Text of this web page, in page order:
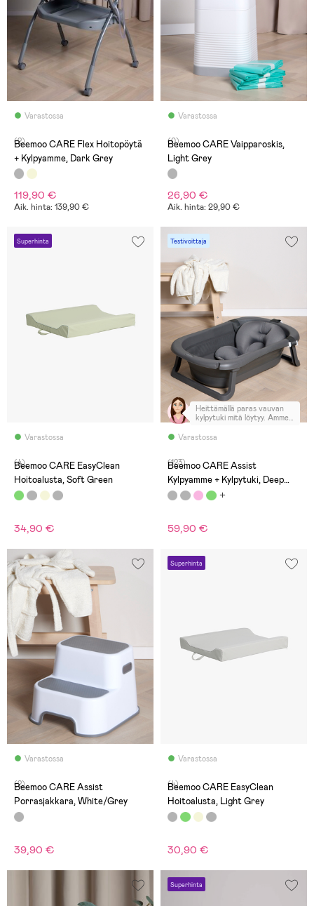
Varastossa
(2)
Beemoo CARE Flex Hoitopöytä
+ Kylpyamme, Dark Grey
119,90 €
Aik. hinta: 139,90 €
Varastossa
(0)
Beemoo CARE Vaipparoskis,
Light Grey
26,90 €
Aik. hinta: 29,90 €
Superhinta
Varastossa
(4)
Beemoo CARE EasyClean
Hoitoalusta, Soft Green
34,90 €
Testivoittaja
Varastossa
Heittämällä paras vauvan
kylpytuki mitä löytyy. Amme
menee kasaan joten ei vie
(123)
Beemoo CARE Assist
Kylpyamme + Kylpytuki, Deep
Grey
59,90 €
Varastossa
(2)
Beemoo CARE Assist
Porrasjakkara, White/Grey
39,90 €
Superhinta
Varastossa
(4)
Beemoo CARE EasyClean
Hoitoalusta, Light Grey
30,90 €
Superhinta